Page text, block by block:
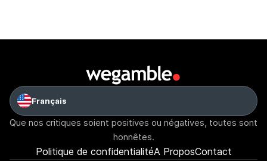
Français
Que nos critiques soient positives ou négatives, toutes sont
honnêtes.
Politique de confidentialitéA ProposContact